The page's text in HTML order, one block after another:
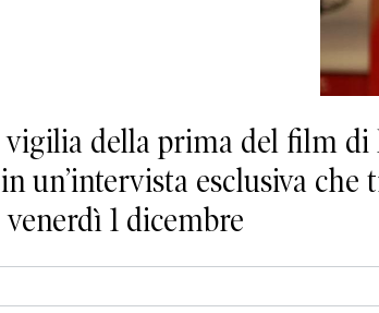
vigilia della prima del film
un’intervista esclusiva
1 dicembre